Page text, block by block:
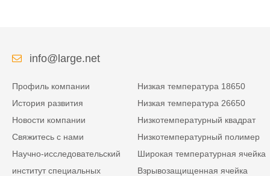
info@large.net
Профиль компании
История развития
Новости компании
Свяжитесь с нами
Научно-исследовательский
институт специальных
Низкая температура 18650
Низкая температура 26650
Низкотемпературный квадрат
Низкотемпературный полимер
Широкая температурная ячейка
Взрывозащищенная ячейка